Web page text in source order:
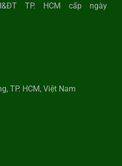
TP. HCM cấp ngày
TP. HCM, Việt Nam